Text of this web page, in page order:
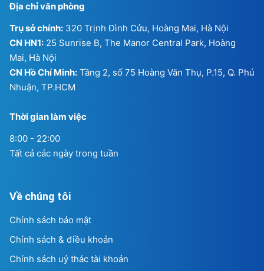
Địa chỉ văn phòng
Trụ sở chính: 320 Trịnh Đình Cửu, Hoàng Mai, Hà Nội
CN HN1: 25 Sunrise B, The Manor Central Park, Hoàng
Mai, Hà Nội
CN Hồ Chí Minh: Tầng 2, số 75 Hoàng Văn Thụ, P.15, Q. Phú
Nhuận, TP.HCM
Thời gian làm việc
8:00 - 22:00
Tất cả các ngày trong tuần
Về chúng tôi
Chính sách bảo mật
Chính sách & điều khoản
Chính sách uỷ thác tài khoản